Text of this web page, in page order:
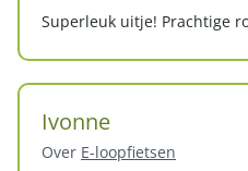
Superleuk uitje! Prachtige
Ivonne
Over E-loopfietsen